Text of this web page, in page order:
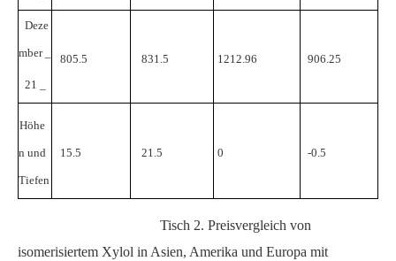
Deze
mber
21
805.5 831.5 1212.96 906.25
Höhe
n und
Tiefen
15.5 21.5 0 -0.5
Tisch 2. Preisvergleich von
isomerisiertem Xylol in Asien, Amerika und Europa mit